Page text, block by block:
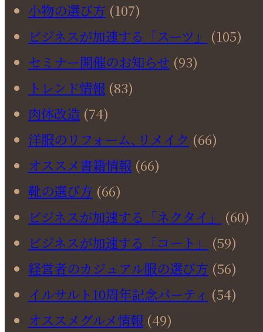
小物の選び方 (107)
ビジネスが加速する「スーツ」
(105)
セミナー開催のお知らせ (93)
トレンド情報 (83)
肉体改造 (74)
洋服のリフォーム､リメイク (66)
オススメ書籍情報 (66)
靴の選び方 (66)
ビジネスが加速する「ネクタイ」
(60)
ビジネスが加速する「コート」
(59)
経営者のカジュアル服の選び方 (56)
イルサルト10周年記念パーティ (54)
オススメグルメ情報 (49)